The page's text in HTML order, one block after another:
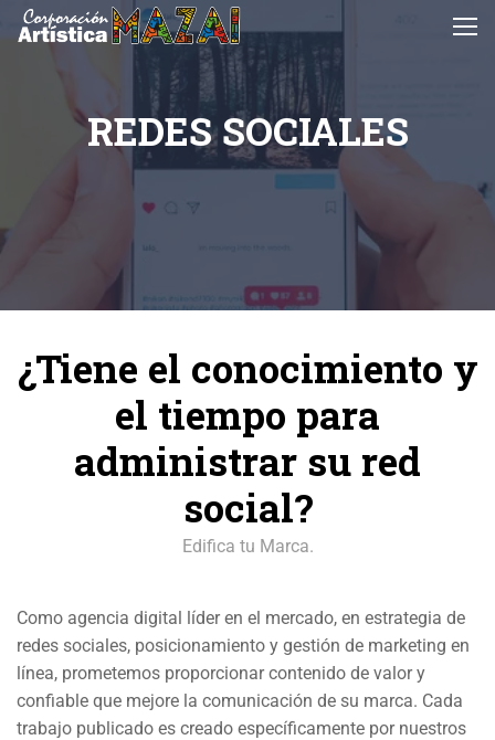
REDES SOCIALES
¿Tiene el conocimiento y
el tiempo para
administrar su red
social?
Edifica tu Marca.
Como agencia digital líder en el mercado, en estrategia de
redes sociales, posicionamiento y gestión de marketing en
línea, prometemos proporcionar contenido de valor y
confiable que mejore la comunicación de su marca. Cada
trabajo publicado es creado específicamente por nuestros